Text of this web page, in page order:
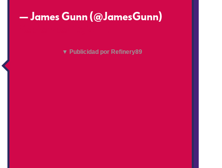
— James Gunn (@JamesGunn)
▼ Publicidad por Refinery89